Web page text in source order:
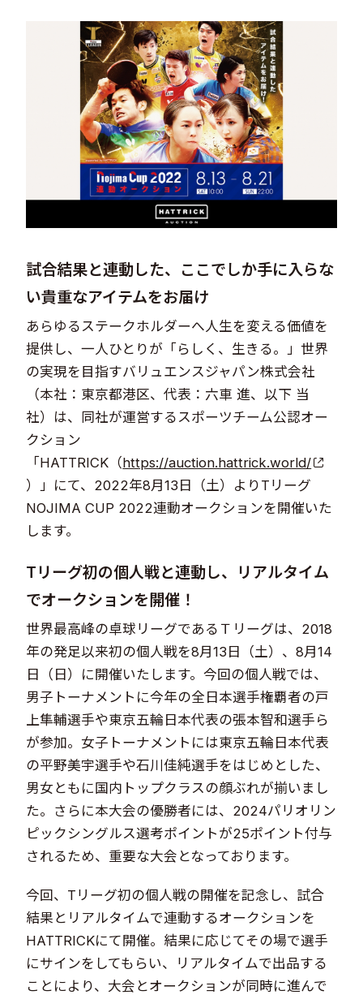
Contact
© Valuence Holdings Inc.
試合結果と連動した、ここでしか手に入らな
い貴重なアイテムをお届け
あらゆるステークホルダーへ人生を変える価値を
提供し、一人ひとりが「らしく、生きる。」世界
の実現を目指すバリュエンスジャパン株式会社
（本社：東京都港区、代表：六車 進、以下 当
社）は、同社が運営するスポーツチーム公認オー
クション
「HATTRICK（https://auction.hattrick.world/
）」にて、2022年8月13日（土）よりTリーグ
NOJIMA CUP 2022連動オークションを開催いた
します。
Tリーグ初の個人戦と連動し、リアルタイム
でオークションを開催！
世界最高峰の卓球リーグであるＴリーグは、2018
年の発足以来初の個人戦を8月13日（土）、8月14
日（日）に開催いたします。今回の個人戦では、
男子トーナメントに今年の全日本選手権覇者の戸
上隼輔選手や東京五輪日本代表の張本智和選手ら
が参加。女子トーナメントには東京五輪日本代表
の平野美宇選手や石川佳純選手をはじめとした、
男女ともに国内トップクラスの顔ぶれが揃いまし
た。さらに本大会の優勝者には、2024パリオリン
ピックシングルス選考ポイントが25ポイント付与
されるため、重要な大会となっております。
今回、Tリーグ初の個人戦の開催を記念し、試合
結果とリアルタイムで連動するオークションを
HATTRICKにて開催。結果に応じてその場で選手
にサインをしてもらい、リアルタイムで出品する
ことにより、大会とオークションが同時に進んで